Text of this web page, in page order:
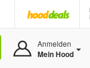
Anmelden
Mein Hood